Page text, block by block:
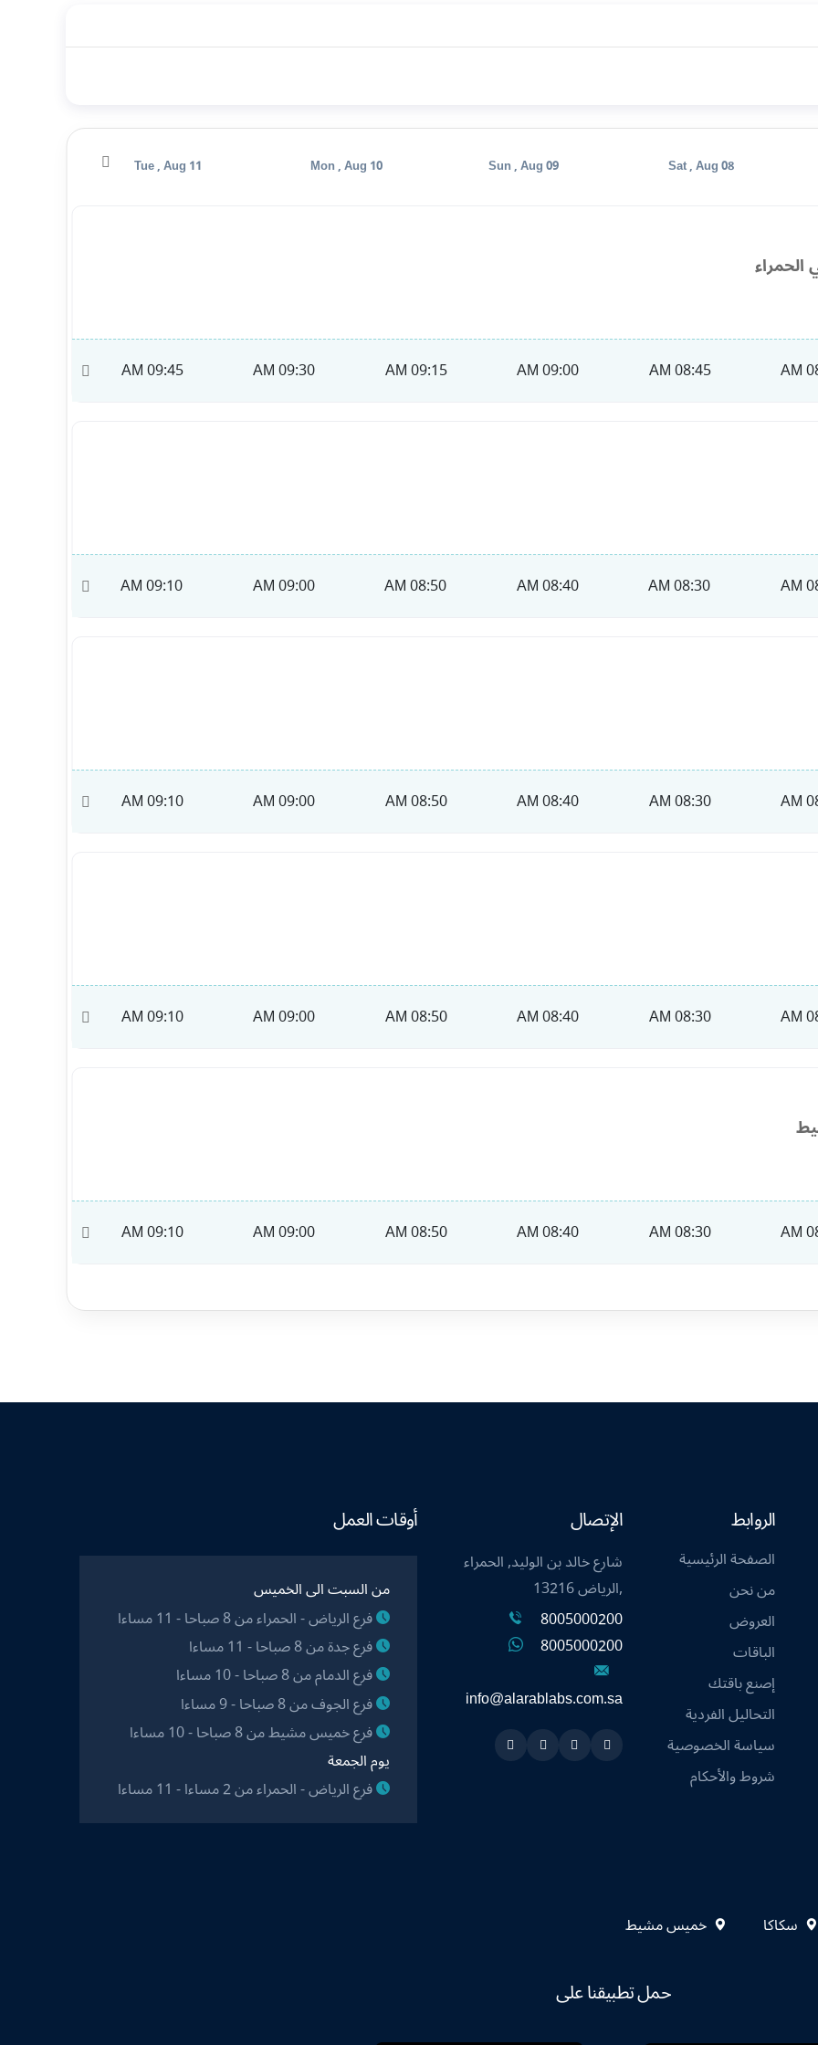
Mon , Aug 10
08:45 AM
09:00 AM
09:15 AM
09:30 AM
09:45 AM
08:30 AM
08:40 AM
08:50 AM
09:00 AM
09:10 AM
08:30 AM
08:40 AM
08:50 AM
09:00 AM
09:10 AM
08:30 AM
08:40 AM
08:50 AM
09:00 AM
09:10 AM
08:30 AM
08:40 AM
08:50 AM
09:00 AM
09:10 AM
الروابط
الصفحة الرئيسية
من نحن
العروض
الباقات
إصنع باقتك
التحاليل الفردية
سياسة الخصوصية
شروط والأحكام
الإتصال
شارع خالد بن الوليد, الحمراء
,الرياض 13216
8005000200
8005000200
info@alarablabs.com.sa
Snapchat
Twitter
Linkedin
Instagram
أوقات العمل
من السبت الى الخميس
فرع الرياض - الحمراء من 8 صباحا - 11 مساءا
فرع جدة من 8 صباحا - 11 مساءا
فرع الدمام من 8 صباحا - 10 مساءا
فرع الجوف من 8 صباحا - 9 مساءا
فرع خميس مشيط من 8 صباحا - 10 مساءا
يوم الجمعة
فرع الرياض - الحمراء من 2 مساءا - 11 مساءا
سكاكا خميس مشيط
حمل تطبيقنا على